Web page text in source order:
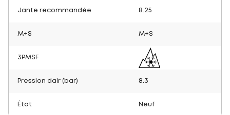
Jante recommandée 8.25
M+S M+S
3PMSF
Pression dair (bar) 8.3
État Neuf